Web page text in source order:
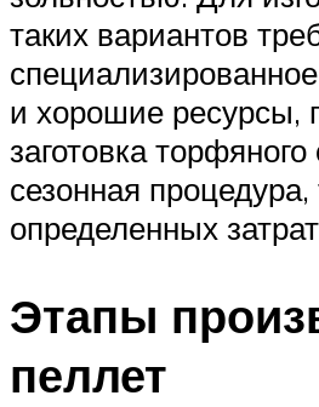
таких вариантов
и хорошие ресурсы,
заготовка
сезонная
определенных
Этапы
пеллет